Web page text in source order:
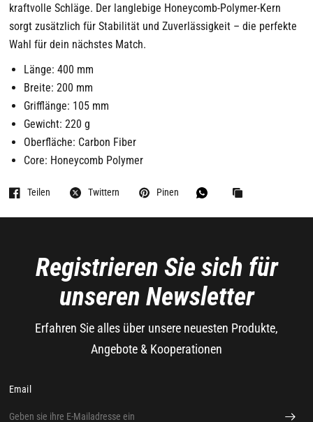
kraftvolle Schläge. Der langlebige Honeycomb-Polymer-Kern
sorgt zusätzlich für Stabilität und Zuverlässigkeit – die perfekte
Wahl für dein nächstes Match.
Länge: 400 mm
Breite: 200 mm
Grifflänge: 105 mm
Gewicht: 220 g
Oberfläche: Carbon Fiber
Core: Honeycomb Polymer
Teilen Twittern Pinen
Registrieren Sie sich für
unseren Newsletter
Erfahren Sie alles über unsere neuesten Produkte,
Angebote & Kooperationen
Email